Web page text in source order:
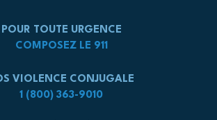
POUR TOUTE URGENCE
COMPOSEZ LE 911
VIOLENCE CONJUGALE
1 (800) 363-9010